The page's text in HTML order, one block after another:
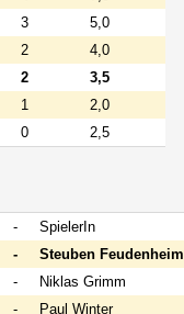
3
5,0
2
4,0
2
3,5
1
2,0
0 2,5
- SpielerIn
- Steuben Feudenheim
- Niklas Grimm
- Paul Winter